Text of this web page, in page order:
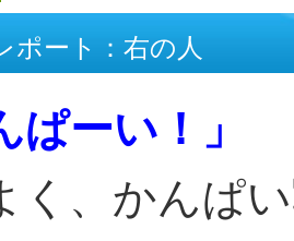
ポート：右の人
ぱーい！
く、かんぱ